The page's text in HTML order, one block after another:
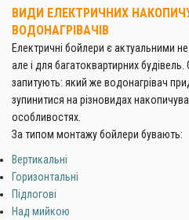
ВИДИ ЕЛЕКТРИЧНИХ
ВОДОНАГРІВАЧІВ
Електричні бойлери є актуальними
але і для багатоквартирних
запитують: який же водонагрівач
зупинитися на різновидах
особливостях.
За типом монтажу бойлери бувають:
Вертикальні
Горизонтальні
Підлогові
Над мийкою